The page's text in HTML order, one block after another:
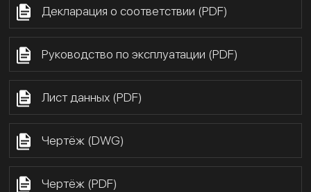
Декларация о соответствии (PDF)
Руководство по эксплуатации (PDF)
Лист данных (PDF)
Чертёж (DWG)
Чертёж (PDF)